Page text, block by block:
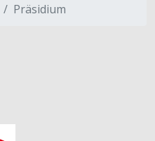
Präsidium